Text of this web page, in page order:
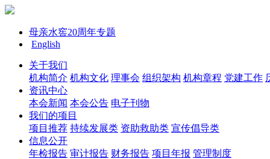
母亲水窖20周年专题
English
关于我们
机构简介 机构文化 理事会 组织架构 机构章程 党建工作
资讯中心
本会新闻 本会公告 电子刊物
我们的项目
项目推荐 持续发展类 资助救助类 宣传倡导类
信息公开
年检报告 审计报告 财务报告 项目年报 管理制度